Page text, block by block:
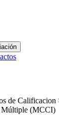
de Calificacion
Múltiple (MCCI)